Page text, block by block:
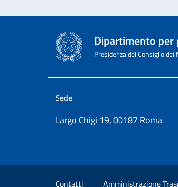
Dipartimento per
Presidenza del Consiglio dei
Sede
Largo Chigi 19, 00187 Roma
Sezione Link Utili
Contatti Amministrazione